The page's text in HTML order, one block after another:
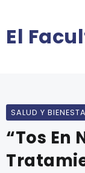
El
SALUD Y
“Tos En